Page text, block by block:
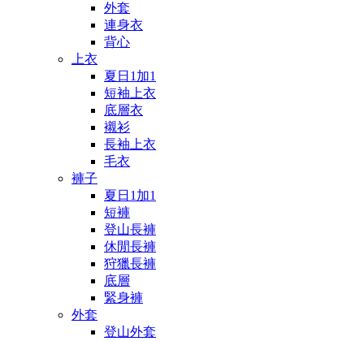
外套
連身衣
背心
上衣
夏日1加1
短袖上衣
底層衣
襯衫
長袖上衣
毛衣
褲子
夏日1加1
短褲
登山長褲
休閒長褲
狩獵長褲
底層
緊身褲
外套
登山外套